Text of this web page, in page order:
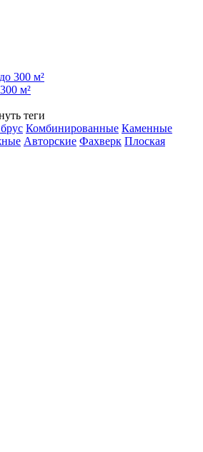
300 м²
м²
теги
Комбинированные Каменные
Авторские Фахверк Плоская